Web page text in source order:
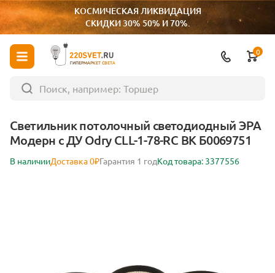
КОСМИЧЕСКАЯ ЛИКВИДАЦИЯ
СКИДКИ 30% 50% И 70%.
ГИПЕРМАРКЕТ СВЕТА
0
Светильник потолочный светодиодный ЭРА
Модерн с ДУ Odry CLL-1-78-RC BK Б0069751
В наличииДоставка 0₽Гарантия 1 годКод товара: 3377556